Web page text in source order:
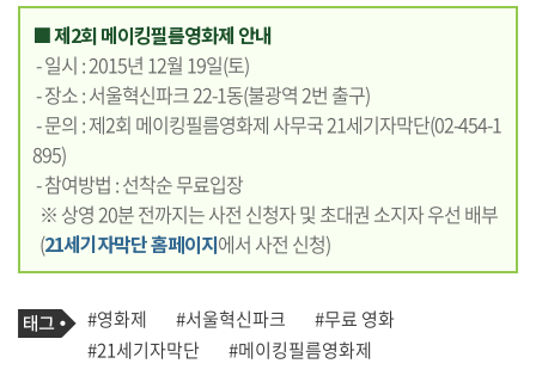
■ 제2회 메이킹필름영화제 안내
- 일시 : 2015년 12월 19일(토)
- 장소 : 서울혁신파크 22-1동(불광역 2번 출구)
- 문의 : 제2회 메이킹필름영화제 사무국 21세기자막단(02-454-1
895)
- 참여방법 : 선착순 무료입장
※ 상영 20분 전까지는 사전 신청자 및 초대권 소지자 우선 배부
(21세기자막단 홈페이지에서 사전 신청)
기
사
관
련
태
그
#영화제 #서울혁신파크
#무료 영화
#21세기자막단
#메이킹필름영화제